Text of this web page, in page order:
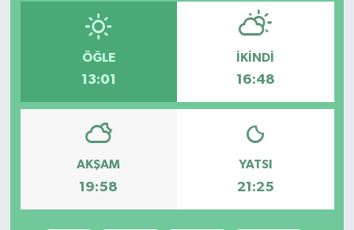
ÖĞLE
13:01
İKINDI
16:48
AKŞAM
19:58
YATSI
21:25